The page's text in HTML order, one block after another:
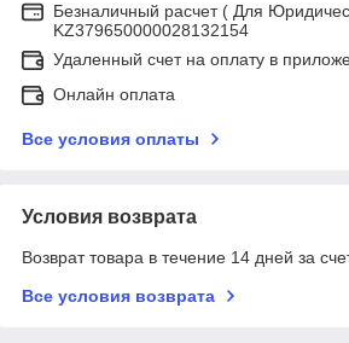
Безналичный расчет ( Для
KZ379650000028132154
Удаленный счет на оплату в
Онлайн оплата
Все условия оплаты
Условия возврата
Возврат товара в течение 14 дней за
Все условия возврата